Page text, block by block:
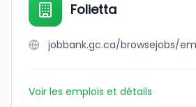
Folietta
Voir les emplois et détails